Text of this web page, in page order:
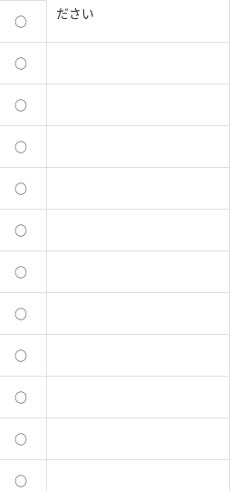
ださい
○
○
○
○
○
○
○
○
○
○
○
○